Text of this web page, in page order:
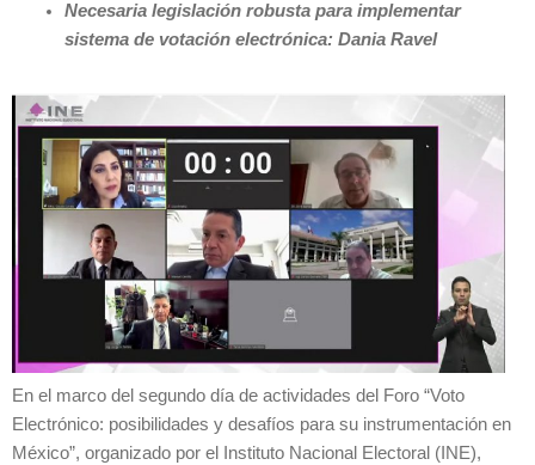
Necesaria legislación robusta para implementar
sistema de votación electrónica: Dania Ravel
En el marco del segundo día de actividades del Foro “Voto
Electrónico: posibilidades y desafíos para su instrumentación en
México”, organizado por el Instituto Nacional Electoral (INE),